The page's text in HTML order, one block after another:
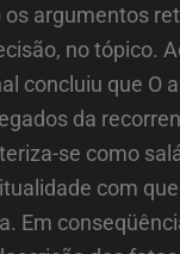
argumentos
no tópico.
concluiu que O
da
se como
com
Em